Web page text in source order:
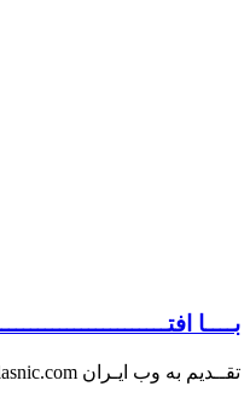
بــــا
تقــدیم به وب ایـران www.Atlasnic.com